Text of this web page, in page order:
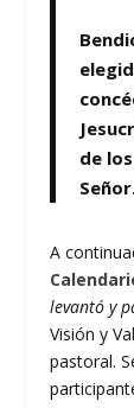
de
A
levantó y
Visión y
pastoral.